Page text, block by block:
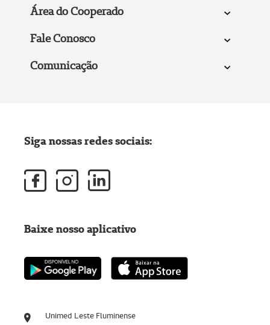
Área do Cooperado
Fale Conosco
Comunicação
Unimed Leste Fluminense
Siga nossas redes sociais:
Baixe nosso aplicativo